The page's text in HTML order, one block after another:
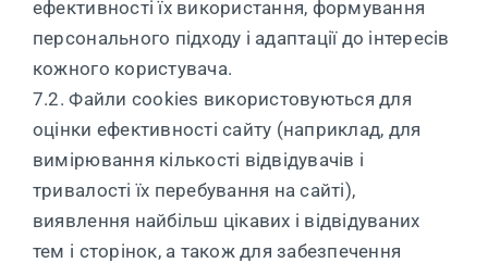
ефективності їх використання, формування
персонального підходу і адаптації до інтересів
кожного користувача.
7.2. Файли cookies використовуються для
оцінки ефективності сайту (наприклад, для
вимірювання кількості відвідувачів і
тривалості їх перебування на сайті),
виявлення найбільш цікавих і відвідуваних
тем і сторінок, а також для забезпечення